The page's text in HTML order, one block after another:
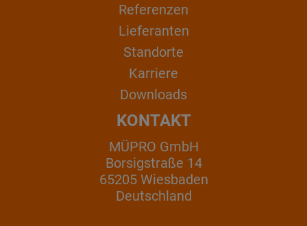
Referenzen
Lieferanten
Standorte
Karriere
Downloads
KONTAKT
MÜPRO GmbH
Borsigstraße 14
65205 Wiesbaden
Deutschland